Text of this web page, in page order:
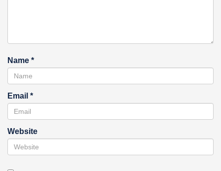
Name *
Email *
Website